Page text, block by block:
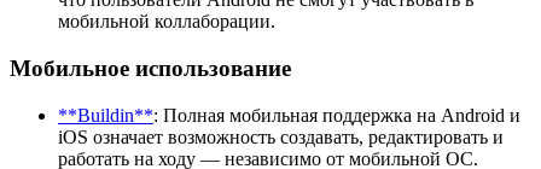
мобильной коллаборации.
Мобильное использование
**Buildin**: Полная мобильная поддержка на Android и
iOS означает возможность создавать, редактировать и
работать на ходу — независимо от мобильной ОС.